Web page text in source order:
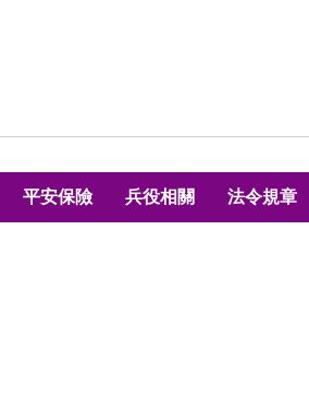
平安保險 兵役相關 法令規章